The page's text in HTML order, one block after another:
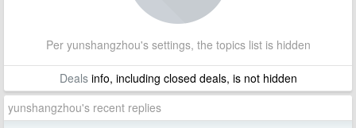
Per yunshangzhou's settings, the topics list is hidden
Dealsinfo, including closed deals, is not hidden
yunshangzhou's recent replies